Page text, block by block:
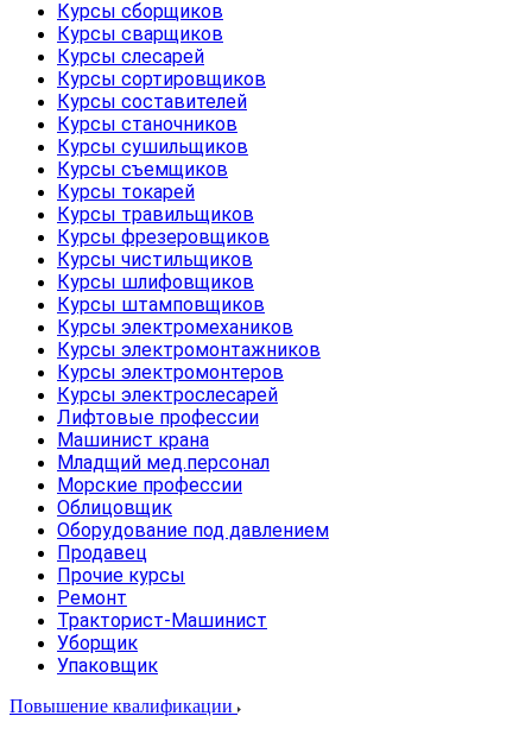
Курсы сборщиков
Курсы сварщиков
Курсы слесарей
Курсы сортировщиков
Курсы составителей
Курсы станочников
Курсы сушильщиков
Курсы съемщиков
Курсы токарей
Курсы травильщиков
Курсы фрезеровщиков
Курсы чистильщиков
Курсы шлифовщиков
Курсы штамповщиков
Курсы электромехаников
Курсы электромонтажников
Курсы электромонтеров
Курсы электрослесарей
Лифтовые профессии
Машинист крана
Младщий мед.персонал
Морские профессии
Облицовщик
Оборудование под давлением
Продавец
Прочие курсы
Ремонт
Тракторист-Машинист
Уборщик
Упаковщик
Повышение квалификации